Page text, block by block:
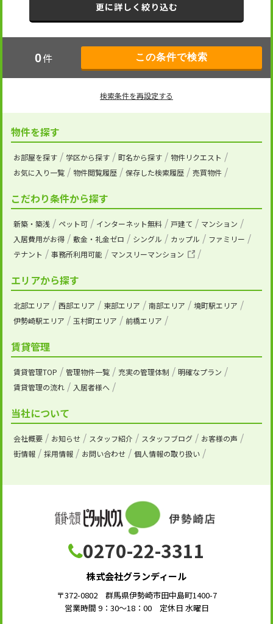
更に詳しく絞り込む
0件
検索条件を再設定する
物件を探す
お部屋を探す 学区から探す 町名から探す
物件リクエスト
お気に入り一覧
物件閲覧履歴 保存した検索履歴 売買物件
こだわり条件から探す
新築・築浅 ペット可 インターネット無料 戸建て
マンション
入居費用がお得
敷金・礼金ゼロ シングル カップル
ファミリー
テナント
事務所利用可能 マンスリーマンション
エリアから探す
北部エリア 西部エリア 東部エリア 南部エリア
境町駅エリア
伊勢崎駅エリア
玉村町エリア 前橋エリア
賃貸管理
賃貸管理TOP 管理物件一覧 充実の管理体制
明確なプラン
賃貸管理の流れ
入居者様へ
当社について
会社概要 お知らせ スタッフ紹介 スタッフブログ
お客様の声
街情報
採用情報 お問い合わせ 個人情報の取り扱い
0270-22-3311
株式会社グランディール
〒372-0802 群馬県伊勢崎市田中島町1400-7
営業時間 9：30～18：00 定休日 水曜日